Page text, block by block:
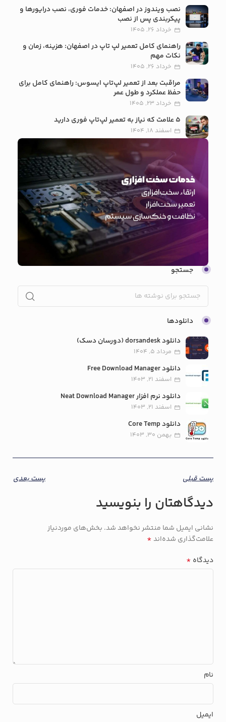
نصب ویندوز در اصفهان: خدمات فوری، نصب درایورها و
پیکربندی پس از نصب
خرداد 26, 1405
راهنمای کامل تعمیر لپ تاپ در اصفهان: هزینه، زمان و
نکات مهم
خرداد 26, 1405
مراقبت بعد از تعمیر لپ‌تاپ ایسوس: راهنمای کامل برای
حفظ عملکرد و طول عمر
خرداد 23, 1405
5 علامت که نیاز به تعمیر لپ‌تاپ فوری دارید
اسفند 18, 1404
جستجو
دانلودها
دانلود dorsandesk (دورسان دسک)
مرداد 5, 1404
دانلود Free Download Manager
اسفند 21, 1403
دانلود نرم افزار Neat Download Manager
اسفند 21, 1403
دانلود Core Temp
بهمن 30, 1403
پست قبلی پست بعدی
دیدگاهتان را بنویسید
نشانی ایمیل شما منتشر نخواهد شد. بخش‌های موردنیاز
علامت‌گذاری شده‌اند*
دیدگاه *
نام
ایمیل